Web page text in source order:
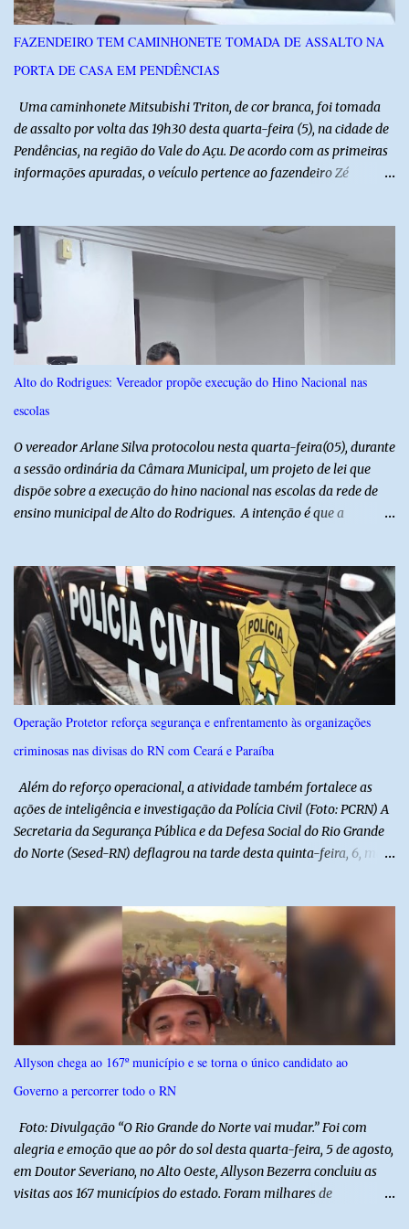
referência na fruticultura irrigada, promovendo conhecimento,
inovação e oportunidades para o desenvolvimento do agronegócio
potiguar. @associacaodiba
FAZENDEIRO TEM CAMINHONETE TOMADA DE ASSALTO NA
PORTA DE CASA EM PENDÊNCIAS
Uma caminhonete Mitsubishi Triton, de cor branca, foi tomada
de assalto por volta das 19h30 desta quarta-feira (5), na cidade de
Pendências, na região do Vale do Açu. De acordo com as primeiras
informações apuradas, o veículo pertence ao fazendeiro Zé
anunciaram o assalto no momento em que ela estava em frente à
residência, no Centro da cidade. Ainda conforme relatos de
testemunhas, os suspeitos utilizavam roupas semelhantes a
uniformes de empresa, o que pode ter ajudado a não despertar
suspeitas antes da abordagem. Após a ação criminosa, a dupla
fugiu levando a caminhonete em direção ainda desconhecida. A
Polícia Militar foi acionada logo após o crime e realiza diligências
na região na tentativa de localizar o veículo e identificar os
autores do assalto. Qualquer informação que possa ajudar na
ser repassad...
Alto do Rodrigues: Vereador propõe execução do Hino Nacional nas
escolas
O vereador Arlane Silva protocolou nesta quarta-feira(05), durante
a sessão ordinária da Câmara Municipal, um projeto de lei que
dispõe sobre a execução do hino nacional nas escolas da rede de
ensino municipal de Alto do Rodrigues. A intenção é que a
nacionais e da formação da cidadania. O projeto prevê ainda que
a execução do hino nacional ocorra uma vez por semana, em dia
definido pela Secretaria Municipal de Educação do município. É
previsto também que as escolas da rede de ensino público
municipal deverão promover a discussão das letras do Hino
Nacional Brasileiro de modo a estimular os estudantes interpretar
e debater o seu conteúdo. De acordo com o vereador, a Secretaria
Municipal de Educação poderá expedir normas complementares
necessárias ao cumprimento da lei.
Operação Protetor reforça segurança e enfrentamento às organizações
criminosas nas divisas do RN com Ceará e Paraíba
Além do reforço operacional, a atividade também fortalece as
ações de inteligência e investigação da Polícia Civil (Foto: PCRN) A
Secretaria da Segurança Pública e da Defesa Social do Rio Grande
do Norte (Sesed-RN) deflagrou na tarde desta quinta-feira, 6, mais
da segurança pública para o enfrentamento de organizações
criminosas nos municípios localizados nas divisas do Rio Grande
do Norte com os estados do Ceará e da Paraíba. A mobilização,
com concentração e saída de equipes policiais, ocorreu às 16h, no
município de Baraúna, no Oeste potiguar. A operação reúne
efetivos da Polícia Militar do Rio Grande do Norte, da Polícia Civil
do Rio Grande do Norte e da Polícia Militar do Ceará, reforçando a
atuação integrada entre as forças de segurança e intensificando o
combate à criminalidade nas áreas de fronteira interestadual. As
Allyson chega ao 167º município e se torna o único candidato ao
Governo a percorrer todo o RN
Foto: Divulgação “O Rio Grande do Norte vai mudar.” Foi com
alegria e emoção que ao pôr do sol desta quarta-feira, 5 de agosto,
em Doutor Severiano, no Alto Oeste, Allyson Bezerra concluiu as
visitas aos 167 municípios do estado. Foram milhares de